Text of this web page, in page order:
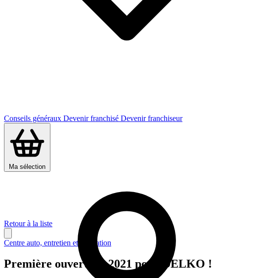
Conseils généraux Devenir franchisé Devenir franchiseur
Ma sélection
Retour à la liste
Centre auto, entretien et réparation
Première ouverture 2021 pour DELKO !